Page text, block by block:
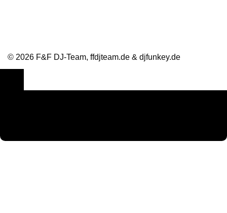
© 2026 F&F DJ-Team, ffdjteam.de & djfunkey.de